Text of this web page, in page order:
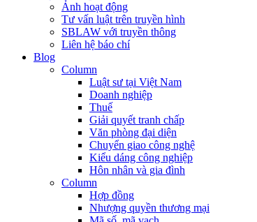
Ảnh hoạt động
Tư vấn luật trên truyền hình
SBLAW với truyền thông
Liên hệ báo chí
Blog
Column
Luật sư tại Việt Nam
Doanh nghiệp
Thuế
Giải quyết tranh chấp
Văn phòng đại diện
Chuyển giao công nghệ
Kiểu dáng công nghiệp
Hôn nhân và gia đình
Column
Hợp đồng
Nhượng quyền thương mại